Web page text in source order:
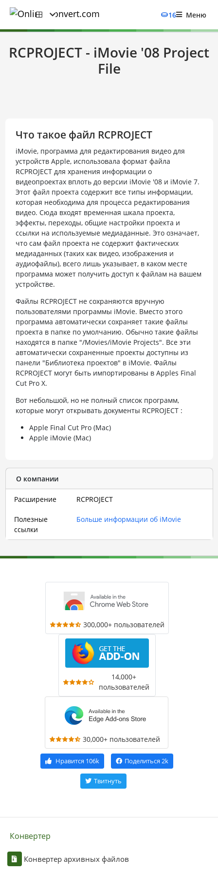
16 Меню
RCPROJECT - iMovie '08 Project
File
Что такое файл RCPROJECT
iMovie, программа для редактирования видео для
устройств Apple, использовала формат файла
RCPROJECT для хранения информации о
видеопроектах вплоть до версии iMovie '08 и iMovie 7.
Этот файл проекта содержит все типы информации,
которая необходима для процесса редактирования
видео. Сюда входят временная шкала проекта,
эффекты, переходы, общие настройки проекта и
ссылки на используемые медиаданные. Это означает,
что сам файл проекта не содержит фактических
медиаданных (таких как видео, изображения и
аудиофайлы), всего лишь указывает, в каком месте
программа может получить доступ к файлам на вашем
устройстве.
Файлы RCPROJECT не сохраняются вручную
пользователями программы iMovie. Вместо этого
программа автоматически сохраняет такие файлы
проекта в папке по умолчанию. Обычно такие файлы
находятся в папке "/Movies/iMovie Projects". Все эти
автоматически сохраненные проекты доступны из
панели "Библиотека проектов" в iMovie. Файлы
RCPROJECT могут быть импортированы в Apples Final
Cut Pro X.
Вот небольшой, но не полный список программ,
которые могут открывать документы RCPROJECT :
Apple Final Cut Pro (Mac)
Apple iMovie (Mac)
О компании
Расширение RCPROJECT
Полезные
ссылки
Больше информации об iMovie
300,000+ пользователей
14,000+
пользователей
30,000+ пользователей
Нравится 106k Поделиться 2k
Твитнуть
Конвертер
Конвертер архивных файлов